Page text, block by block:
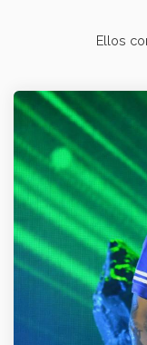
Ellos